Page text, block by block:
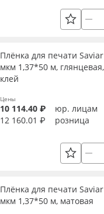
Плёнка для печати
мкм 1,37*50 м,
клей
Цены
10 114.40 ₽
юр. лицам
12 160.01 ₽
розница
Плёнка для печати
мкм 1,37*50 м, матовая